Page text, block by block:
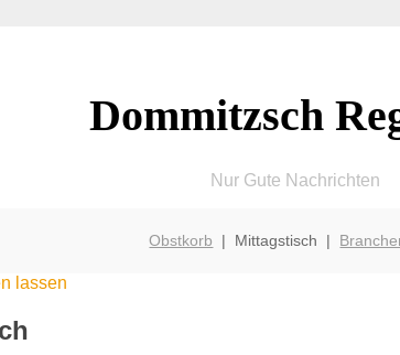
Dommitzsch
Nur Gute Nachrichten
Obstkorb | Mittagstisch |
lassen